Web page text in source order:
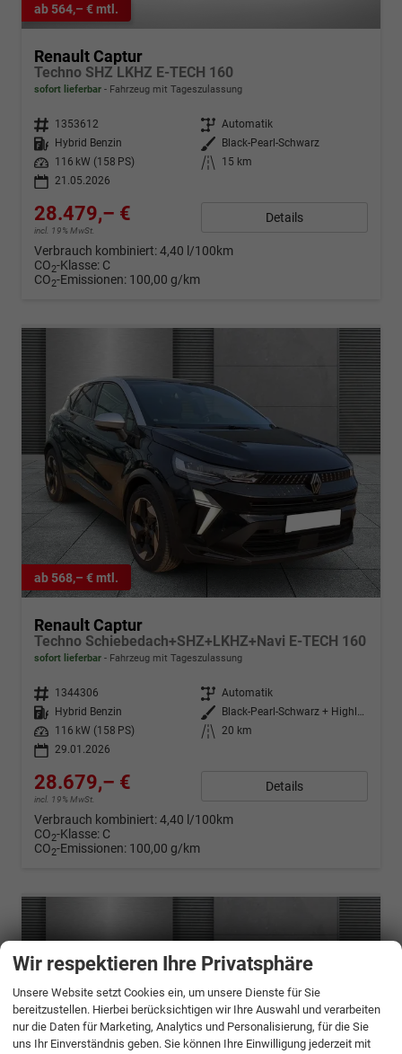
ab 564,– € mtl.
Renault Captur
Techno SHZ LKHZ E-TECH 160
sofort lieferbar Fahrzeug mit Tageszulassung
Fahrzeugnr. 1353612 Getriebe Automatik
Kraftstoff
Hybrid Benzin Außenfarbe
Black-Pearl-Schwarz
Leistung
116 kW (158 PS) Kilometerstand
15 km
21.05.2026
28.479,– €
incl. 19% MwSt.
Details
Verbrauch kombiniert:4,40 l/100km
CO2-Klasse: C
CO2-Emissionen: 100,00 g/km
ab 568,– € mtl.
Renault Captur
Techno Schiebedach+SHZ+LKHZ+Navi E-TECH 160
sofort lieferbar Fahrzeug mit Tageszulassung
Fahrzeugnr. 1344306 Getriebe Automatik
Kraftstoff
Hybrid Benzin Außenfarbe
Black-Pearl-Schwarz + Highland-G
Leistung
116 kW (158 PS) Kilometerstand
20 km
29.01.2026
28.679,– €
incl. 19% MwSt.
Details
Verbrauch kombiniert:4,40 l/100km
CO2-Klasse: C
CO2-Emissionen: 100,00 g/km
Wir respektieren Ihre Privatsphäre
Unsere Website setzt Cookies ein, um unsere Dienste für Sie
bereitzustellen. Hierbei berücksichtigen wir Ihre Auswahl und verarbeiten
nur die Daten für Marketing, Analytics und Personalisierung, für die Sie
uns Ihr Einverständnis geben. Sie können Ihre Einwilligung jederzeit mit